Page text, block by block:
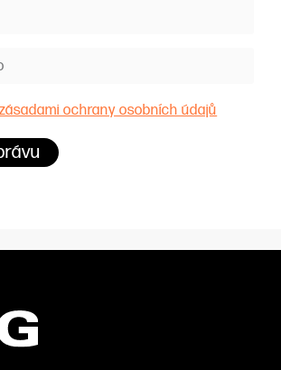
zásadami ochrany osobních údajů